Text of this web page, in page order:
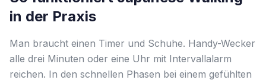
in der Praxis
Man braucht einen Timer und Schuhe. Handy-Wecker
alle drei Minuten oder eine Uhr mit Intervallalarm
reichen. In den schnellen Phasen bei einem gefühlten